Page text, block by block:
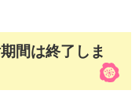
間は終了しま